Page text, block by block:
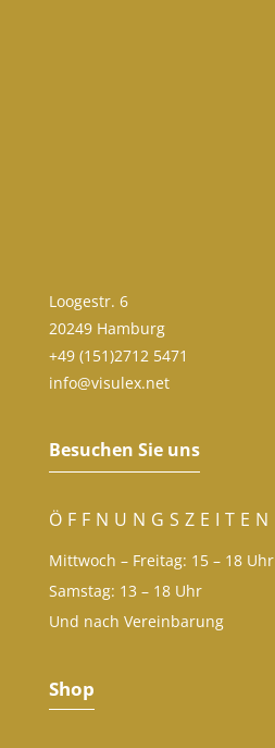
Loogestr. 6
20249 Hamburg
+49 (151)2712 5471
info@visulex.net
Besuchen Sie uns
ÖFFNUNGSZEITEN
Mittwoch – Freitag: 15 – 18 Uhr
Samstag: 13 – 18 Uhr
Und nach Vereinbarung
Shop